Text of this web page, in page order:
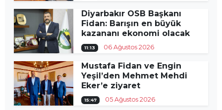
Diyarbakır OSB Başkanı
Fidan: Barışın en büyük
kazananı ekonomi olacak
11:13 06 Ağustos 2026
Mustafa Fidan ve Engin
Yeşil’den Mehmet Mehdi
Eker’e ziyaret
15:47 05 Ağustos 2026